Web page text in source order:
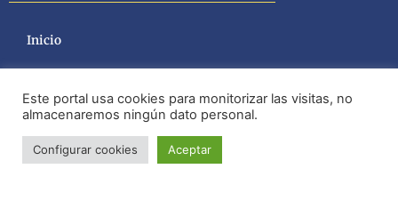
Inicio
Nuestra historia
Comisión permanente
Este portal usa cookies para monitorizar las visitas, no
almacenaremos ningún dato personal.
Configurar cookies Aceptar